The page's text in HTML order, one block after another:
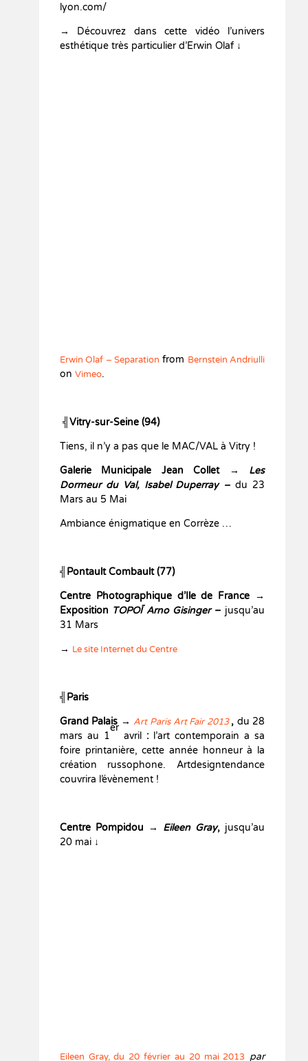
lyon.com/
→ Découvrez dans cette vidéo l’univers
esthétique très particulier d’Erwin Olaf ↓
Erwin Olaf – Separation from Bernstein Andriulli
on Vimeo.
╣Vitry-sur-Seine (94)
Tiens, il n’y a pas que le MAC/VAL à Vitry !
Galerie Municipale Jean Collet → Les
Dormeur du Val, Isabel Duperray –du 23
Mars au 5 Mai
Ambiance énigmatique en Corrèze …
╣Pontault Combault (77)
Centre Photographique d’Ile de France →
Exposition TOPOȈArno Gisinger– jusqu’au
31 Mars
→ Le site Internet du Centre
╣Paris
Grand Palais →Art Paris Art Fair 2013, du 28
mars au 1
er
avril :l’art contemporain a sa
foire printanière, cette année honneur à la
création russophone. Artdesigntendance
couvrira l’évènement !
Centre Pompidou → Eileen Gray, jusqu’au
20 mai ↓
Eileen Gray, du 20 février au 20 mai 2013 par